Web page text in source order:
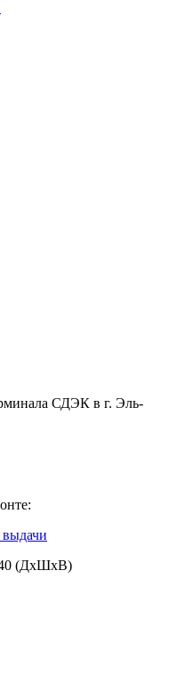
СДЭК в г. Эль-
(ДхШхВ)